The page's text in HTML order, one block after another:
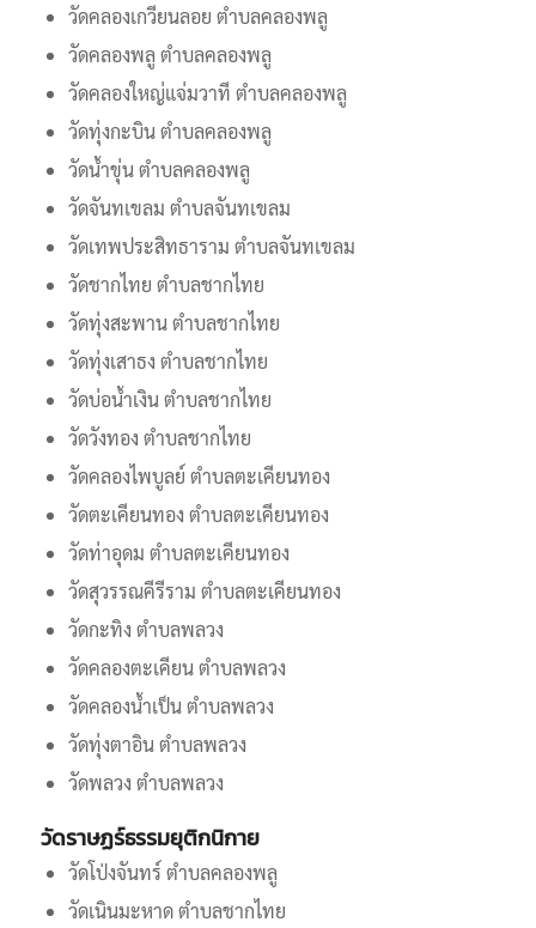
วัดคลองเกวียนลอย ตำบลคลองพลู
วัดคลองพลู ตำบลคลองพลู
วัดคลองใหญ่แจ่มวาที ตำบลคลองพลู
วัดทุ่งกะบิน ตำบลคลองพลู
วัดน้ำขุ่น ตำบลคลองพลู
วัดจันทเขลม ตำบลจันทเขลม
วัดเทพประสิทธาราม ตำบลจันทเขลม
วัดชากไทย ตำบลชากไทย
วัดทุ่งสะพาน ตำบลชากไทย
วัดทุ่งเสาธง ตำบลชากไทย
วัดบ่อน้ำเงิน ตำบลชากไทย
วัดวังทอง ตำบลชากไทย
วัดคลองไพบูลย์ ตำบลตะเคียนทอง
วัดตะเคียนทอง ตำบลตะเคียนทอง
วัดท่าอุดม ตำบลตะเคียนทอง
วัดสุวรรณคีรีราม ตำบลตะเคียนทอง
วัดกะทิง ตำบลพลวง
วัดคลองตะเคียน ตำบลพลวง
วัดคลองน้ำเป็น ตำบลพลวง
วัดทุ่งตาอิน ตำบลพลวง
วัดพลวง ตำบลพลวง
วัดราษฏร์ธรรมยุติกนิกาย
วัดโป่งจันทร์ ตำบลคลองพลู
วัดเนินมะหาด ตำบลชากไทย